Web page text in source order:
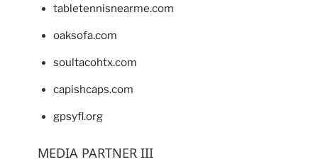
tabletennisnearme.com
oaksofa.com
soultacohtx.com
capishcaps.com
gpsyfl.org
MEDIA PARTNER III